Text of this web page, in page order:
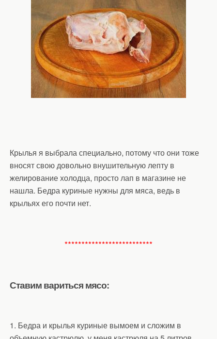
Крылья я выбрала специально, потому что они тоже
вносят свою довольно внушительную лепту в
желирование холодца, просто лап в магазине не
нашла. Бедра куриные нужны для мяса, ведь в
крыльях его почти нет.
**************************
Ставим вариться мясо:
1. Бедра и крылья куриные вымоем и сложим в